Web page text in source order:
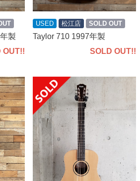
製
OUT!!
USED 松江店 SOLD OUT
Taylor 710 1997年製
SOLD OUT!!